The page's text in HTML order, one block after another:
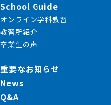
School Guide
オンライン学科教習
教習所紹介
卒業生の声
重要なお知らせ
News
Q&A